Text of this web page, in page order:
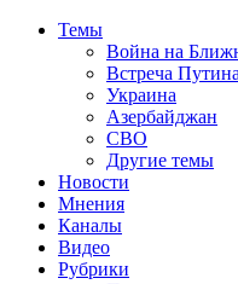
Темы
Война на
Встреча
Украина
Азербайджан
СВО
Другие темы
Новости
Мнения
Каналы
Видео
Рубрики